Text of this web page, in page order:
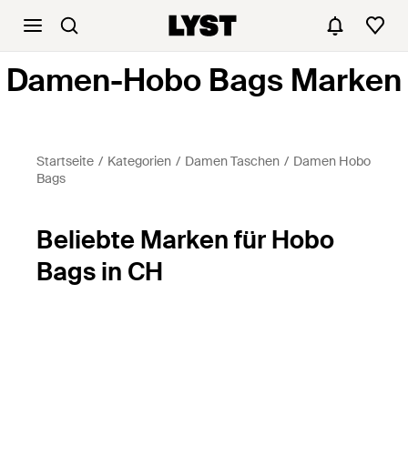
Damen-Hobo Bags Marken
Startseite Kategorien Damen Taschen
Damen Hobo
Bags
Beliebte Marken für Hobo
Bags in CH